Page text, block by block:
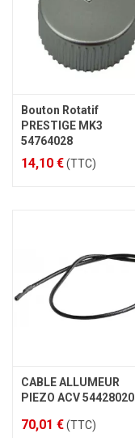
Bouton Rotatif
PRESTIGE MK3
54764028
14,10 €(TTC)
CABLE ALLUMEUR
PIEZO ACV 54428020
70,01 €(TTC)